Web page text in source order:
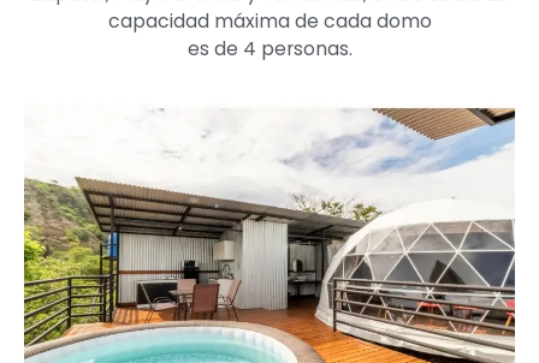
capacidad máxima de cada domo
es de 4 personas.